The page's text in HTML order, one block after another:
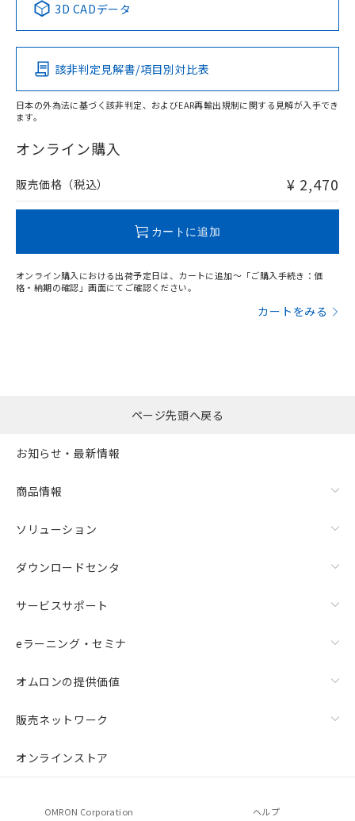
Pb Hg Cd Cr(VI)
O
在庫等で未対応品が混在する可能性があります。
問い合わせください。
3D CADデータ
該非判定見解書/項目別対比表
日本の外為法に基づく該非判定、およびEAR再輸出規制に関する見解が入手でき
ます。
オンライン購入
販売価格（税込） ¥ 2,470
カートに追加
オンライン購入における出荷予定日は、カートに追加～「ご購入手続き：価
格・納期の確認」画面にてご確認ください。
カートをみる
ページ先頭へ戻る
お知らせ・最新情報
商品情報
ソリューション
ダウンロードセンタ
サービスサポート
eラーニング・セミナ
オムロンの提供価値
販売ネットワーク
オンラインストア
OMRON Corporation ヘルプ